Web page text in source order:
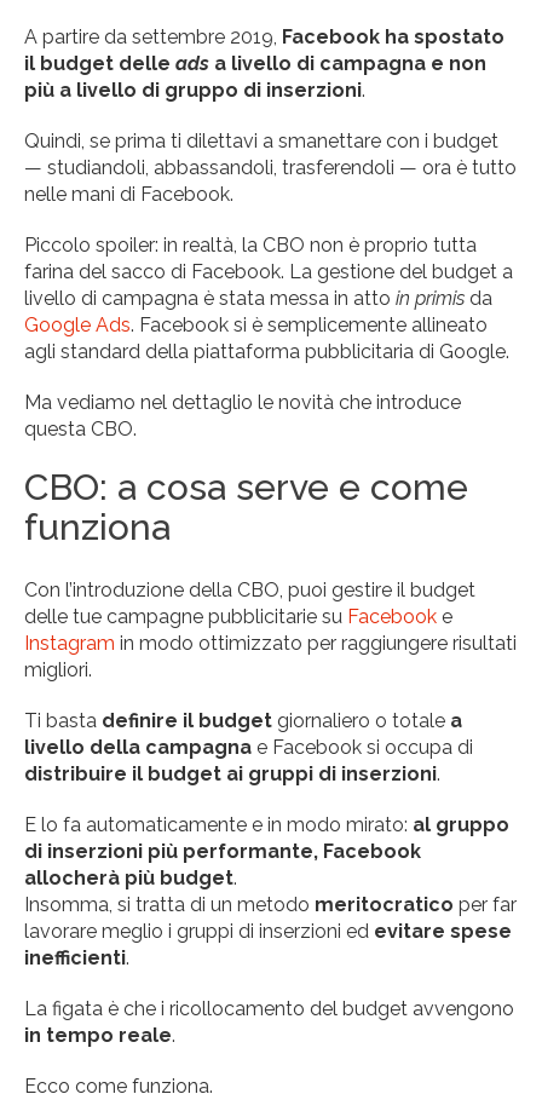
A partire da settembre 2019, Facebook ha spostato
il budget delle ads a livello di campagna e non
più a livello di gruppo di inserzioni.
Quindi, se prima ti dilettavi a smanettare con i budget
— studiandoli, abbassandoli, trasferendoli — ora è tutto
nelle mani di Facebook.
Piccolo spoiler: in realtà, la CBO non è proprio tutta
farina del sacco di Facebook. La gestione del budget a
livello di campagna è stata messa in atto in primis da
Google Ads. Facebook si è semplicemente allineato
agli standard della piattaforma pubblicitaria di Google.
Ma vediamo nel dettaglio le novità che introduce
questa CBO.
CBO: a cosa serve e come
funziona
Con l’introduzione della CBO, puoi gestire il budget
delle tue campagne pubblicitarie su Facebook e
Instagram in modo ottimizzato per raggiungere risultati
migliori.
Ti basta definire il budget giornaliero o totale a
livello della campagna e Facebook si occupa di
distribuire il budget ai gruppi di inserzioni.
E lo fa automaticamente e in modo mirato: al gruppo
di inserzioni più performante, Facebook
allocherà più budget.
Insomma, si tratta di un metodo meritocratico per far
lavorare meglio i gruppi di inserzioni ed evitare spese
inefficienti.
La figata è che i ricollocamento del budget avvengono
in tempo reale.
Ecco come funziona.